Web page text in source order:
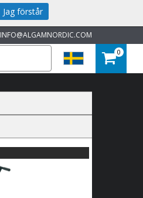
INFO@ALGAMNORDIC.COM
0
Jag förstår